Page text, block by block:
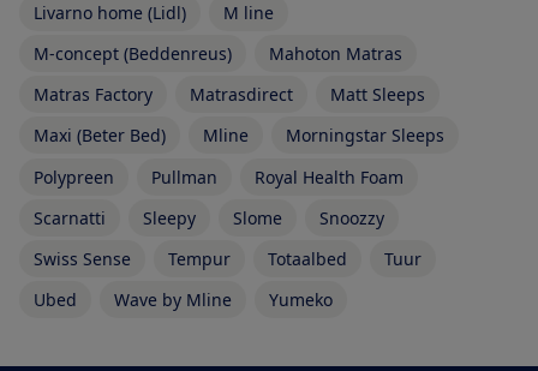
Livarno home (Lidl)
M line
M-concept (Beddenreus)
Mahoton Matras
Matras Factory
Matrasdirect
Matt Sleeps
Maxi (Beter Bed)
Mline
Morningstar Sleeps
Polypreen
Pullman
Royal Health Foam
Scarnatti
Sleepy Slome
Snoozzy
Swiss Sense
Tempur Totaalbed
Tuur
Ubed
Wave by Mline Yumeko